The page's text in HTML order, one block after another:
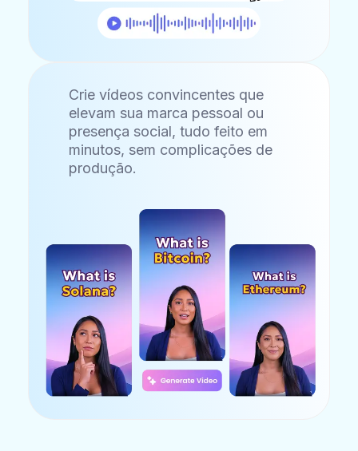
Crie vídeos convincentes que
elevam sua marca pessoal ou
presença social, tudo feito em
minutos, sem complicações de
produção.